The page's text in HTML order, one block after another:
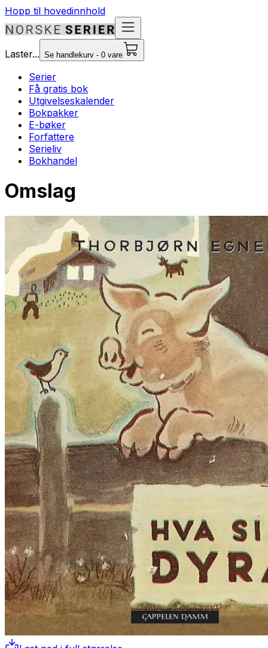
Hopp til hovedinnhold
Laster... Se handlekurv - 0 vare
Serier
Få gratis bok
Utgivelseskalender
Bokpakker
E-bøker
Forfattere
Serieliv
Bokhandel
Omslag